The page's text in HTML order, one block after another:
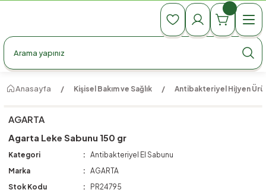
990 TL Üzeri Ücretsiz Kargo
990 TL Üzeri Ücretsiz Kargo
Anasayfa Kişisel Bakım ve Sağlık Antibakteriyel Hijyen
AGARTA
Agarta Leke Sabunu 150 gr
Kategori
Antibakteriyel El Sabunu
Marka
AGARTA
Stok Kodu
PR24795